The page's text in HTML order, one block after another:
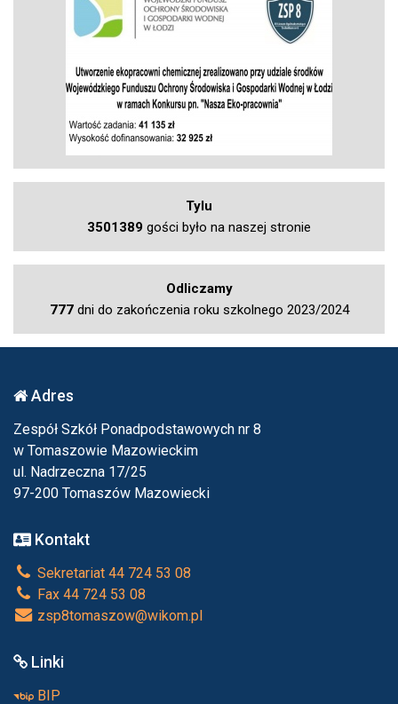
Tylu
3501389 gości było na naszej stronie
Odliczamy
777dni do zakończenia roku szkolnego 2023/2024
Adres
Zespół Szkół Ponadpodstawowych nr 8
w Tomaszowie Mazowieckim
ul. Nadrzeczna 17/25
97-200 Tomaszów Mazowiecki
Kontakt
Sekretariat 44 724 53 08
Fax 44 724 53 08
zsp8tomaszow@wikom.pl
Linki
BIP